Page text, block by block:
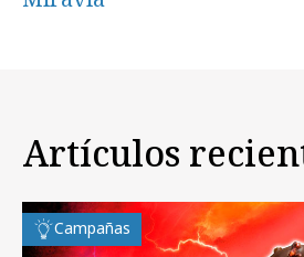
Artículos
Campañas